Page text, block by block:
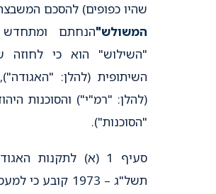
שהיו כפופים) להסכם
המשולש"הנחתם
"השילוש" הוא כי לחוזה
השיתופית (להלן:
(להלן: "רמ"י") והסוכנות
"הסוכנות").
סעיף 1 (א) לתקנות
תשל"ג – 1973